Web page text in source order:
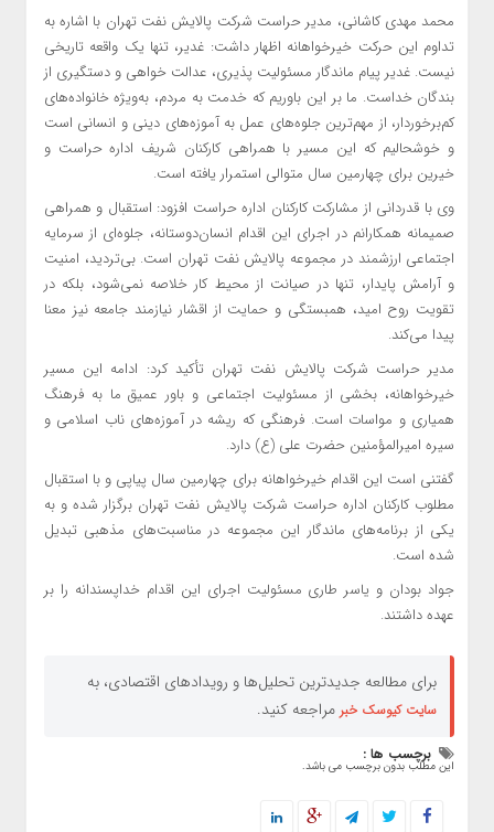
محمد مهدی کاشانی، مدیر حراست شرکت پالایش نفت تهران با اشاره به
تداوم این حرکت خیرخواهانه اظهار داشت: غدیر، تنها یک واقعه تاریخی
نیست. غدیر پیام ماندگار مسئولیت‌ پذیری، عدالت ‌خواهی و دستگیری از
بندگان خداست. ما بر این باوریم که خدمت به مردم، به‌ویژه خانواده‌های
کم‌برخوردار، از مهم‌ترین جلوه‌های عمل به آموزه‌های دینی و انسانی است
و خوشحالیم که این مسیر با همراهی کارکنان شریف اداره حراست و
خیرین برای چهارمین سال متوالی استمرار یافته است.
وی با قدردانی از مشارکت کارکنان اداره حراست افزود: استقبال و همراهی
صمیمانه همکارانم در اجرای این اقدام انسان‌دوستانه، جلوه‌ای از سرمایه
اجتماعی ارزشمند در مجموعه پالایش نفت تهران است. بی‌تردید، امنیت
و آرامش پایدار، تنها در صیانت از محیط کار خلاصه نمی‌شود، بلکه در
تقویت روح امید، همبستگی و حمایت از اقشار نیازمند جامعه نیز معنا
پیدا می‌کند.
مدیر حراست شرکت پالایش نفت تهران تأکید کرد: ادامه این مسیر
خیرخواهانه، بخشی از مسئولیت اجتماعی و باور عمیق ما به فرهنگ
همیاری و مواسات است. فرهنگی که ریشه در آموزه‌های ناب اسلامی و
سیره امیرالمؤمنین حضرت علی (ع) دارد.
گفتنی است این اقدام خیرخواهانه برای چهارمین سال پیاپی و با استقبال
مطلوب کارکنان اداره حراست شرکت پالایش نفت تهران برگزار شده و به
یکی از برنامه‌های ماندگار این مجموعه در مناسبت‌های مذهبی تبدیل
شده است.
جواد بودان و یاسر طاری مسئولیت اجرای این اقدام خداپسندانه را بر
عهده داشتند.
برای مطالعه جدیدترین تحلیل‌ها و رویدادهای اقتصادی، به
سایت کیوسک خبر مراجعه کنید.
برچسب ها :
این مطلب بدون برچسب می باشد.